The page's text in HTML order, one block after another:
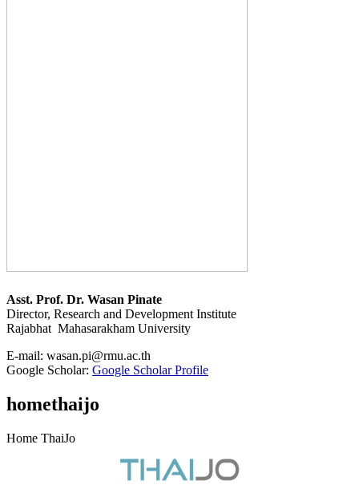
Asst. Prof. Dr. Wasan Pinate
Director, Research and Development Institute
Rajabhat Mahasarakham University
E-mail: wasan.pi@rmu.ac.th
Google Scholar: Google Scholar Profile
homethaijo
Home ThaiJo